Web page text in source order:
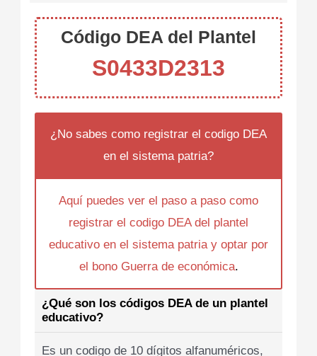
Código DEA del Plantel
S0433D2313
¿No sabes como registrar el codigo DEA
en el sistema patria?
Aquí puedes ver el paso a paso como
registrar el codigo DEA del plantel
educativo en el sistema patria y optar por
el bono Guerra de económica.
¿Qué son los códigos DEA de un plantel
educativo?
Es un codigo de 10 dígitos alfanuméricos,